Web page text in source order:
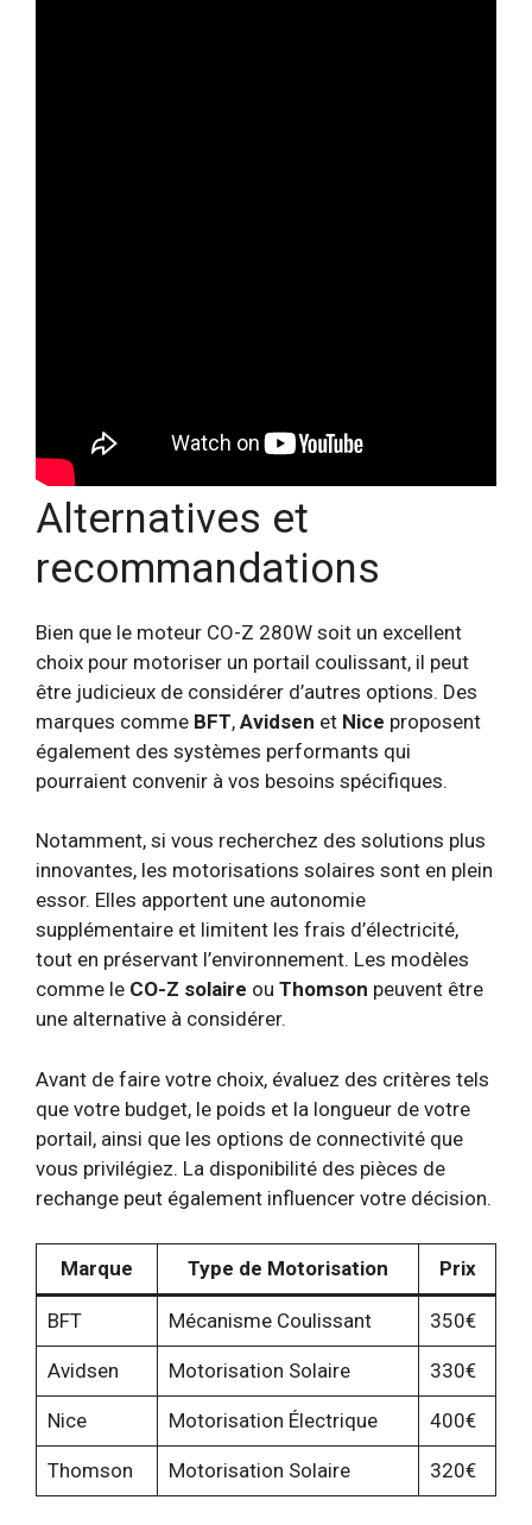
Alternatives et
recommandations
Bien que le moteur CO-Z 280W soit un excellent
choix pour motoriser un portail coulissant, il peut
être judicieux de considérer d’autres options. Des
marques comme BFT, Avidsen et Nice proposent
également des systèmes performants qui
pourraient convenir à vos besoins spécifiques.
Notamment, si vous recherchez des solutions plus
innovantes, les motorisations solaires sont en plein
essor. Elles apportent une autonomie
supplémentaire et limitent les frais d’électricité,
tout en préservant l’environnement. Les modèles
comme le CO-Z solaire ou Thomson peuvent être
une alternative à considérer.
Avant de faire votre choix, évaluez des critères tels
que votre budget, le poids et la longueur de votre
portail, ainsi que les options de connectivité que
vous privilégiez. La disponibilité des pièces de
rechange peut également influencer votre décision.
Marque Type de Motorisation Prix
BFT Mécanisme Coulissant 350€
Avidsen Motorisation Solaire 330€
Nice Motorisation Électrique 400€
Thomson Motorisation Solaire 320€